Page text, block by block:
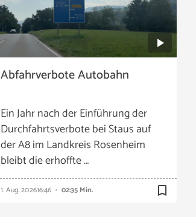
Abfahrverbote Autobahn
Ein Jahr nach der Einführung der
Durchfahrtsverbote bei Staus auf
der A8 im Landkreis Rosenheim
bleibt die erhoffte …
1. Aug. 202616:46 02:35 Min. bookmark_border